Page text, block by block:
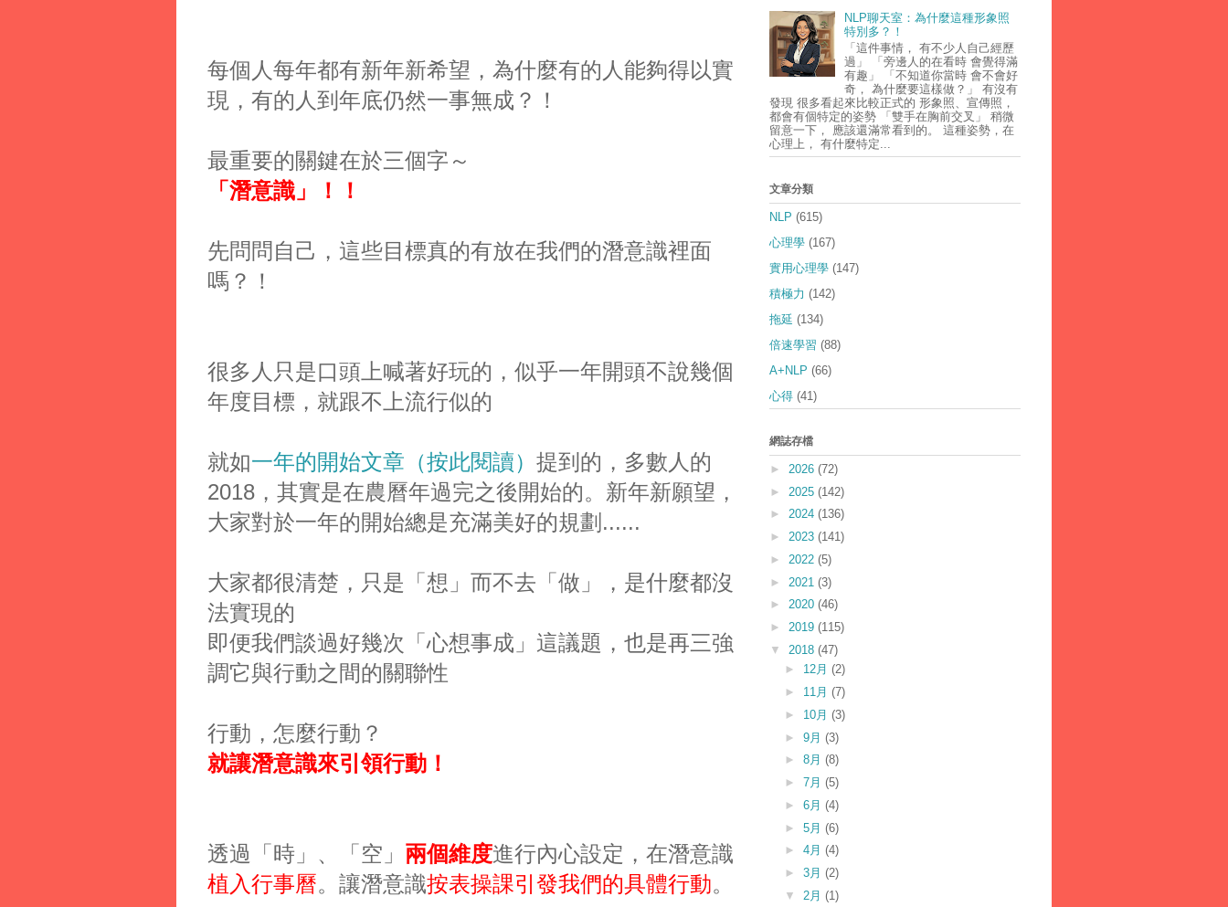
每個人每年都有新年新希望，為什麼有的人能夠得以實
現，有的人到年底仍然一事無成？！
最重要的關鍵在於三個字～
「潛意識」！！
先問問自己，這些目標真的有放在我們的潛意識裡面
嗎？！
很多人只是口頭上喊著好玩的，似乎一年開頭不說幾個
年度目標，就跟不上流行似的
就如一年的開始文章（按此閱讀） 提到的，多數人的
2018，其實是在農曆年過完之後開始的。新年新願望，
大家對於一年的開始總是充滿美好的規劃......
大家都很清楚，只是「想」而不去「做」，是什麼都沒
法實現的
即便我們談過好幾次「心想事成」這議題，也是再三強
調它與行動之間的關聯性
行動，怎麼行動？
就讓潛意識來引領行動！
透過「時」、「空」 兩個維度進行內心設定，在潛意識
植入行事曆。讓潛意識按表操課引發我們的具體行動。
NLP聊天室：為什麼這種形象照
特別多？！
「這件事情， 有不少人自己經歷
過」 「旁邊人的在看時 會覺得滿
有趣」 「不知道你當時 會不會好
奇， 為什麼要這樣做？」 有沒有
發現 很多看起來比較正式的 形象照、宣傳照，
都會有個特定的姿勢 「雙手在胸前交叉」 稍微
留意一下， 應該還滿常看到的。 這種姿勢，在
心理上， 有什麼特定...
文章分類
NLP (615)
心理學 (167)
實用心理學 (147)
積極力 (142)
拖延 (134)
倍速學習 (88)
A+NLP (66)
心得 (41)
網誌存檔
► 2026 (72)
► 2025 (142)
► 2024 (136)
► 2023 (141)
► 2022 (5)
► 2021 (3)
► 2020 (46)
► 2019 (115)
▼ 2018 (47)
► 12月 (2)
► 11月 (7)
► 10月 (3)
► 9月 (3)
► 8月 (8)
► 7月 (5)
► 6月 (4)
► 5月 (6)
► 4月 (4)
► 3月 (2)
▼ 2月 (1)